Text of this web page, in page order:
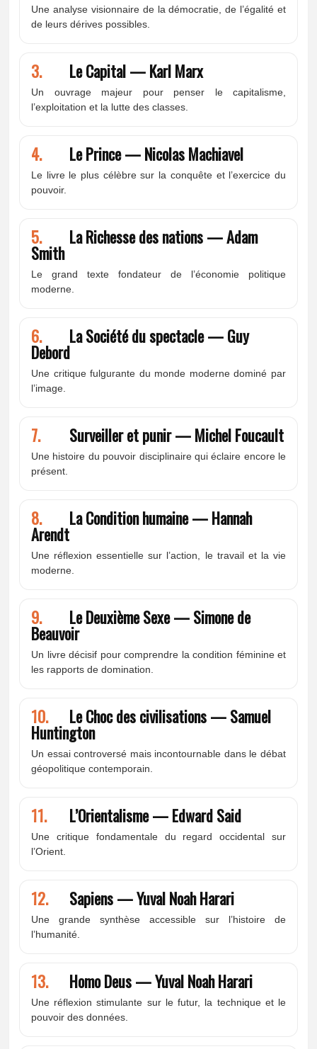
Une analyse visionnaire de la démocratie, de l’égalité et
de leurs dérives possibles.
3. Le Capital — Karl Marx
Un ouvrage majeur pour penser le capitalisme,
l’exploitation et la lutte des classes.
4. Le Prince — Nicolas Machiavel
Le livre le plus célèbre sur la conquête et l’exercice du
pouvoir.
5. La Richesse des nations — Adam
Smith
Le grand texte fondateur de l’économie politique
moderne.
6. La Société du spectacle — Guy
Debord
Une critique fulgurante du monde moderne dominé par
l’image.
7. Surveiller et punir — Michel Foucault
Une histoire du pouvoir disciplinaire qui éclaire encore le
présent.
8. La Condition humaine — Hannah
Arendt
Une réflexion essentielle sur l’action, le travail et la vie
moderne.
9. Le Deuxième Sexe — Simone de
Beauvoir
Un livre décisif pour comprendre la condition féminine et
les rapports de domination.
10. Le Choc des civilisations — Samuel
Huntington
Un essai controversé mais incontournable dans le débat
géopolitique contemporain.
11. L’Orientalisme — Edward Said
Une critique fondamentale du regard occidental sur
l’Orient.
12. Sapiens — Yuval Noah Harari
Une grande synthèse accessible sur l’histoire de
l’humanité.
13. Homo Deus — Yuval Noah Harari
Une réflexion stimulante sur le futur, la technique et le
pouvoir des données.